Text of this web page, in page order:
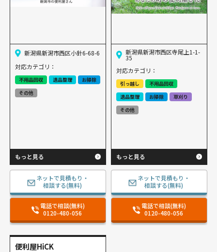
新潟県新潟市西区小針6-68-6
対応カテゴリ：
不用品回収 遺品整理
お掃除
その他
もっと見る
ネットで見積もり・
相談する(無料)
電話で相談(無料)
0120-480-056
新潟県新潟市西区寺尾上1-1-
35
対応カテゴリ：
引っ越し
不用品回収
遺品整理
お掃除
草刈り
その他
もっと見る
ネットで見積もり・
相談する(無料)
電話で相談(無料)
0120-480-056
便利屋HiCK